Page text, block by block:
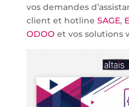
vos demandes
client et hotline SAGE,
ODOO et vos solutions